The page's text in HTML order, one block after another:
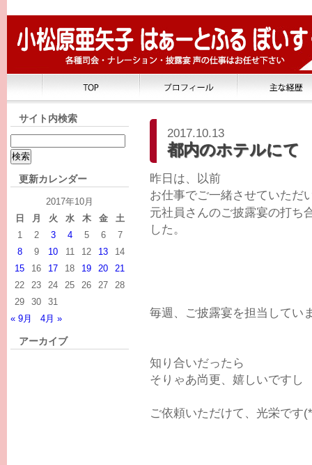
サイト内検索
更新カレンダー
2017年10月
日
月 火 水 木 金
土
1
2 3 4 5 6
7
8
9 10 11 12 13
14
15
16 17 18 19 20
21
22
23 24 25 26 27
28
29
30
31
« 9月
4月 »
アーカイブ
2017.10.13
都内のホテルにて
昨日は、以前
お仕事でご一緒させていただ
元社員さんのご披露宴の打ち
した。
毎週、ご披露宴を担当してい
知り合いだったら
そりゃあ尚更、嬉しいですし
ご依頼いただけて、光栄です